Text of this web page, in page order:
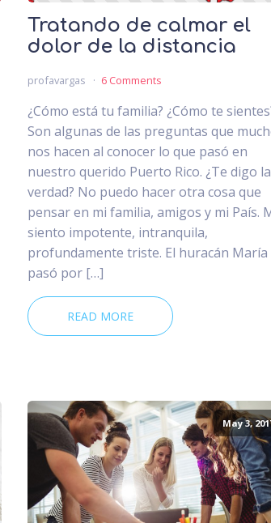
Tratando de calmar el
dolor de la distancia
profavargas 6 Comments
¿Cómo está tu familia? ¿Cómo te
Son algunas de las preguntas que
nos hacen al conocer lo que pasó en
nuestro querido Puerto Rico. ¿Te digo la
verdad? No puedo hacer otra cosa que
pensar en mi familia, amigos y mi País.
siento impotente, intranquila,
profundamente triste. El huracán María
pasó por […]
READ MORE
May 3,